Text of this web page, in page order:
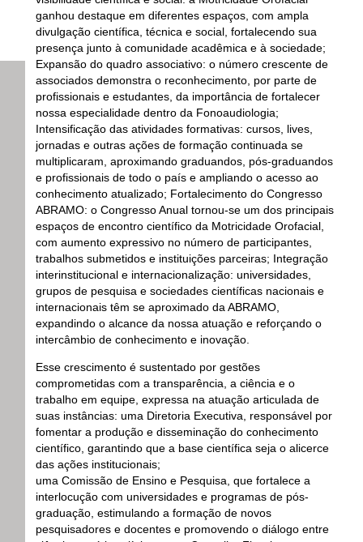
ganhou destaque em diferentes espaços, com ampla
divulgação científica, técnica e social, fortalecendo sua
presença junto à comunidade acadêmica e à sociedade;
Expansão do quadro associativo: o número crescente de
associados demonstra o reconhecimento, por parte de
profissionais e estudantes, da importância de fortalecer
nossa especialidade dentro da Fonoaudiologia;
Intensificação das atividades formativas: cursos, lives,
jornadas e outras ações de formação continuada se
multiplicaram, aproximando graduandos, pós-graduandos
e profissionais de todo o país e ampliando o acesso ao
conhecimento atualizado; Fortalecimento do Congresso
ABRAMO: o Congresso Anual tornou-se um dos principais
espaços de encontro científico da Motricidade Orofacial,
com aumento expressivo no número de participantes,
trabalhos submetidos e instituições parceiras; Integração
interinstitucional e internacionalização: universidades,
grupos de pesquisa e sociedades científicas nacionais e
internacionais têm se aproximado da ABRAMO,
expandindo o alcance da nossa atuação e reforçando o
intercâmbio de conhecimento e inovação.
Esse crescimento é sustentado por gestões
comprometidas com a transparência, a ciência e o
trabalho em equipe, expressa na atuação articulada de
suas instâncias: uma Diretoria Executiva, responsável por
fomentar a produção e disseminação do conhecimento
científico, garantindo que a base científica seja o alicerce
das ações institucionais;
uma Comissão de Ensino e Pesquisa, que fortalece a
interlocução com universidades e programas de pós-
graduação, estimulando a formação de novos
pesquisadores e docentes e promovendo o diálogo entre